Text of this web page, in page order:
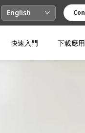
English
快速入門 下載應